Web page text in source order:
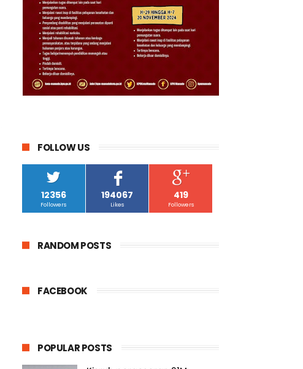
FOLLOW US
12356
Followers
194067
Likes
419
Followers
RANDOM POSTS
FACEBOOK
POPULAR POSTS